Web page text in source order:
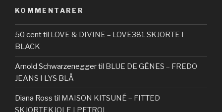
KOMMENTARER
50 centtil LOVE & DIVINE – LOVE381 SKJORTE I
BLACK
Arnold Schwarzeneggertil BLUE DE GÊNES – FREDO
JEANS I LYS BLÅ
Diana Ross til MAISON KITSUNÉ – FITTED
SKJORTEKJOLE I PETROL